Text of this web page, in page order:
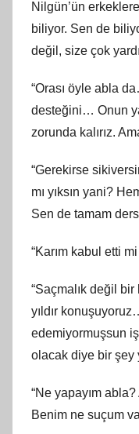
Nilgün’ün
biliyor. Sen de
değil, size çok
“Orası öyle abla
desteğini… Onun
zorunda kalırız.
“Gerekirse
mı yıksın yani?
Sen de tamam
“Karım kabul etti
“Saçmalık değil
yıldır
edemiyormuşsun
olacak diye bir şey
“Ne yapayım
Benim ne suçum